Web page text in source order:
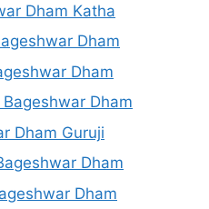
Dham Katha
Dham
Dham
Dham
Dham Guruji
Dham
Dham